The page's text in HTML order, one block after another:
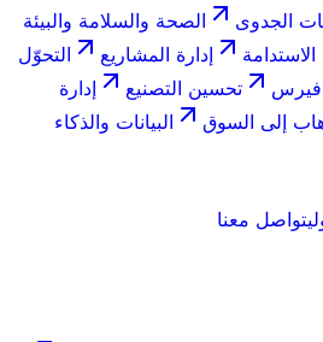
الجدوى
الصحة والسلامة والبيئة
الاستدامة إدارة المشاريع
التحوّل
تحسين التصنيع
إدارة
إلى السوق
البيانات والذكاء
تواصل معنا